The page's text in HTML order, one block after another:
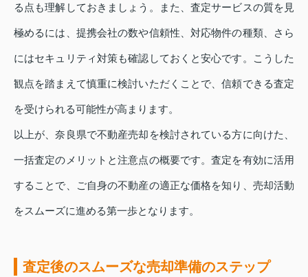
る点も理解しておきましょう。また、査定サービスの質を見
極めるには、提携会社の数や信頼性、対応物件の種類、さら
にはセキュリティ対策も確認しておくと安心です。こうした
観点を踏まえて慎重に検討いただくことで、信頼できる査定
を受けられる可能性が高まります。
以上が、奈良県で不動産売却を検討されている方に向けた、
一括査定のメリットと注意点の概要です。査定を有効に活用
することで、ご自身の不動産の適正な価格を知り、売却活動
をスムーズに進める第一歩となります。
査定後のスムーズな売却準備のステップ